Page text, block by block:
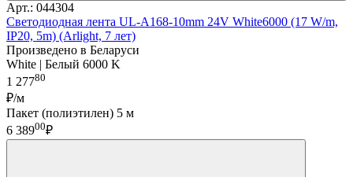
Арт.: 044304
Светодиодная лента UL-A168-10mm 24V White6000 (17 W/m,
IP20, 5m) (Arlight, 7 лет)
Произведено в Беларуси
White | Белый 6000 K
1 27780
₽/м
Пакет (полиэтилен) 5 м
6 38900₽